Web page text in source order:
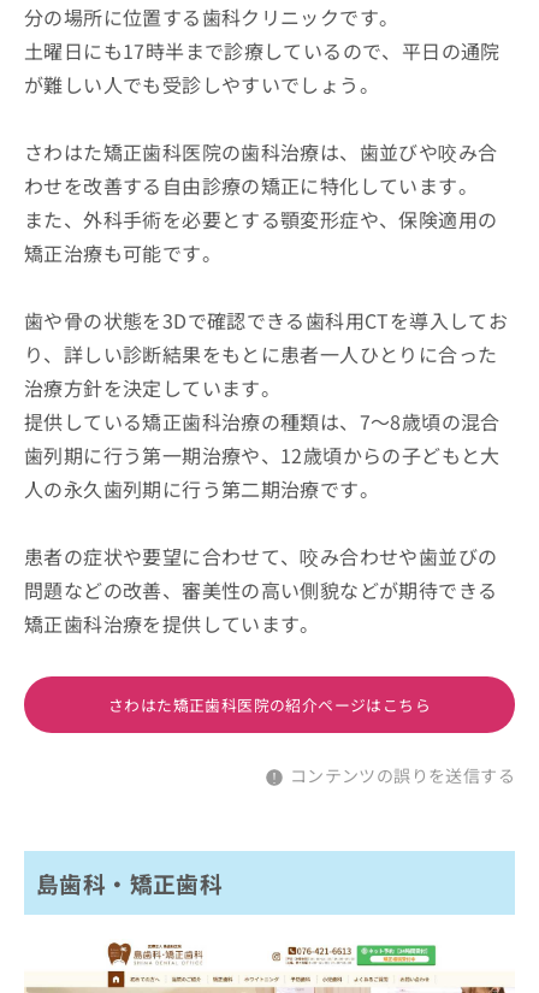
分の場所に位置する歯科クリニックです。
土曜日にも17時半まで診療しているので、平日の通院
が難しい人でも受診しやすいでしょう。
さわはた矯正歯科医院の歯科治療は、歯並びや咬み合
わせを改善する自由診療の矯正に特化しています。
また、外科手術を必要とする顎変形症や、保険適用の
矯正治療も可能です。
歯や骨の状態を3Dで確認できる歯科用CTを導入してお
り、詳しい診断結果をもとに患者一人ひとりに合った
治療方針を決定しています。
提供している矯正歯科治療の種類は、7～8歳頃の混合
歯列期に行う第一期治療や、12歳頃からの子どもと大
人の永久歯列期に行う第二期治療です。
患者の症状や要望に合わせて、咬み合わせや歯並びの
問題などの改善、審美性の高い側貌などが期待できる
矯正歯科治療を提供しています。
さわはた矯正歯科医院の紹介ページはこちら
コンテンツの誤りを送信する
島歯科・矯正歯科